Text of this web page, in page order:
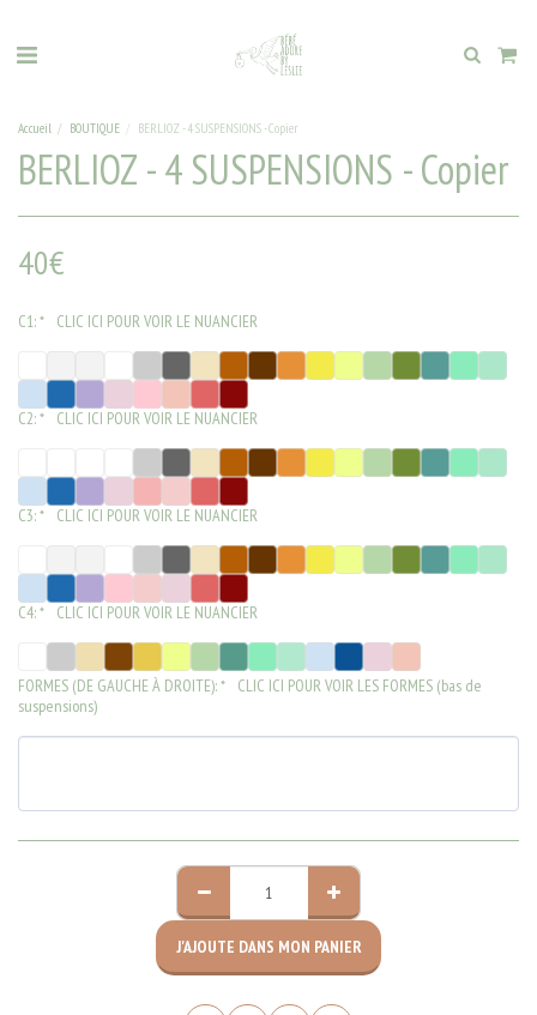
Accueil BOUTIQUE BERLIOZ - 4 SUSPENSIONS - Copier
BERLIOZ - 4 SUSPENSIONS - Copier
40€
C1:* CLIC ICI POUR VOIR LE NUANCIER
C2:* CLIC ICI POUR VOIR LE NUANCIER
C3:* CLIC ICI POUR VOIR LE NUANCIER
C4:* CLIC ICI POUR VOIR LE NUANCIER
FORMES (DE GAUCHE À DROITE):*
CLIC ICI POUR VOIR LES FORMES (bas de
suspensions)
J'AJOUTE DANS MON PANIER